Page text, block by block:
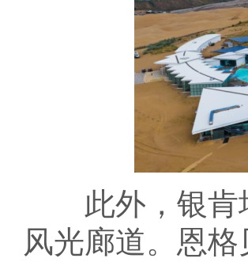
此外，银肯
风光廊道。恩